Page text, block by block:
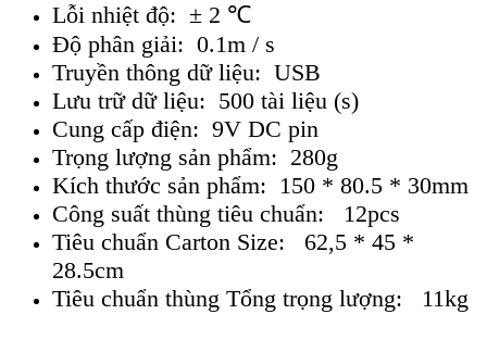
Lỗi nhiệt độ: ± 2 ℃
Độ phân giải: 0.1m / s
Truyền thông dữ liệu: USB
Lưu trữ dữ liệu: 500 tài liệu (s)
Cung cấp điện: 9V DC pin
Trọng lượng sản phẩm: 280g
Kích thước sản phẩm: 150 * 80.5 * 30mm
Công suất thùng tiêu chuẩn: 12pcs
Tiêu chuẩn Carton Size: 62,5 * 45 *
28.5cm
Tiêu chuẩn thùng Tổng trọng lượng: 11kg